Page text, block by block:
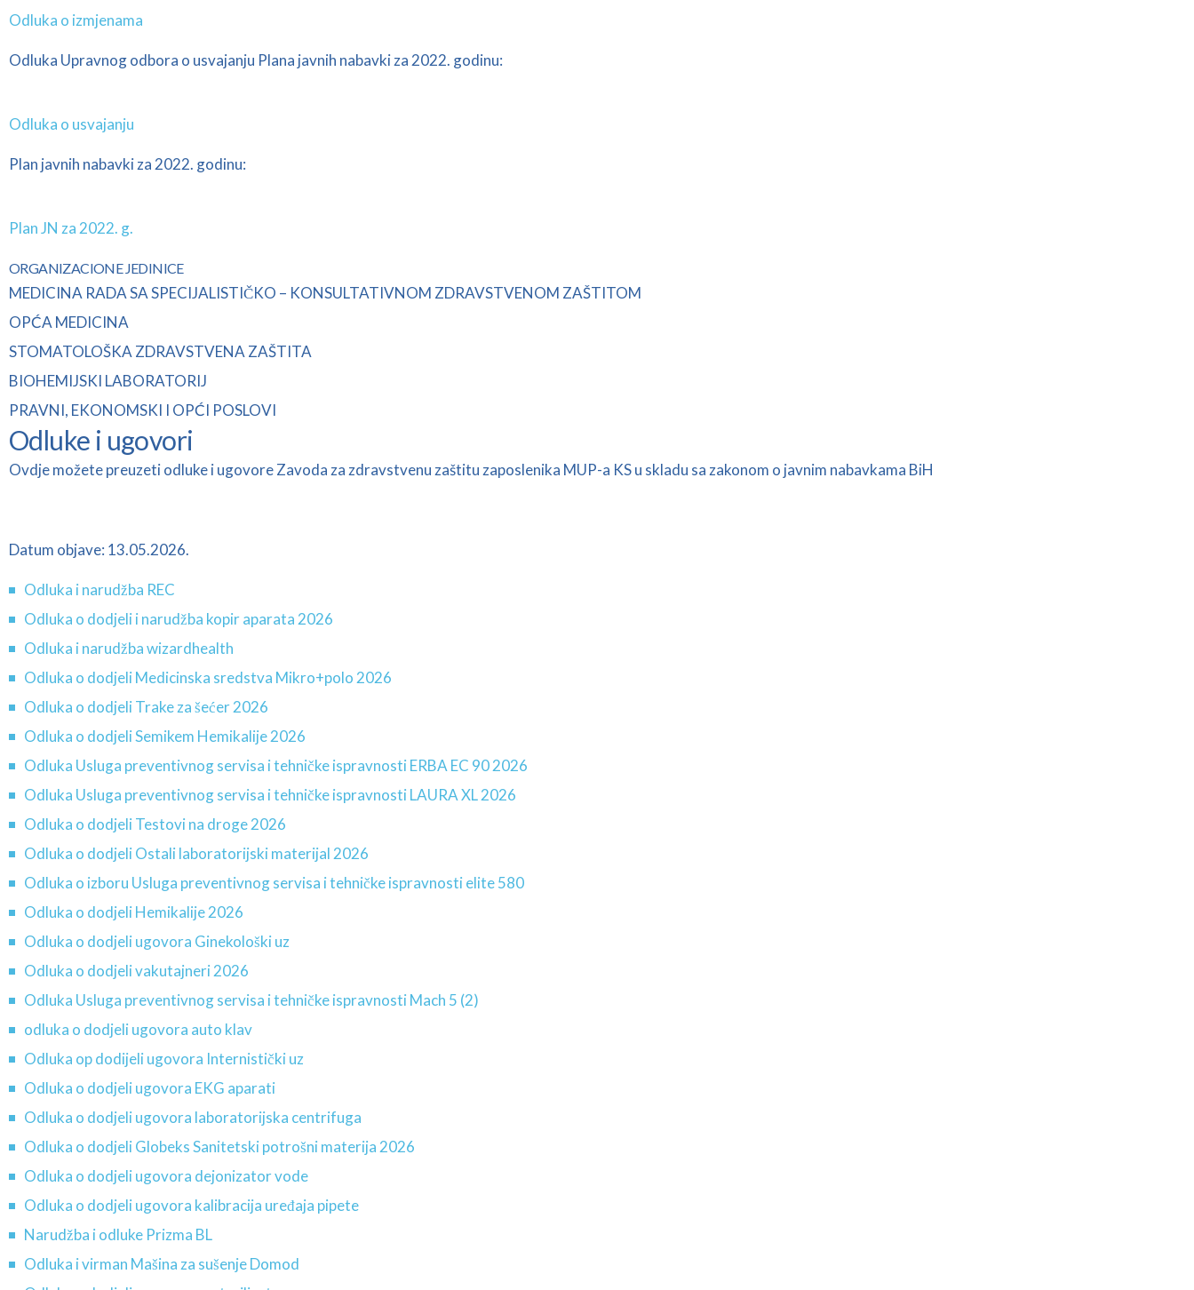
Odluka o izmjenama
Odluka Upravnog odbora o usvajanju Plana javnih nabavki za 2022. godinu:
Odluka o usvajanju
Plan javnih nabavki za 2022. godinu:
Plan JN za 2022. g.
ORGANIZACIONE JEDINICE
MEDICINA RADA SA SPECIJALISTIČKO – KONSULTATIVNOM ZDRAVSTVENOM ZAŠTITOM
OPĆA MEDICINA
STOMATOLOŠKA ZDRAVSTVENA ZAŠTITA
BIOHEMIJSKI LABORATORIJ
PRAVNI, EKONOMSKI I OPĆI POSLOVI
Odluke i ugovori
Ovdje možete preuzeti odluke i ugovore Zavoda za zdravstvenu zaštitu zaposlenika MUP-a KS u skladu sa zakonom o javnim nabavkama BiH
Datum objave: 13.05.2026.
Odluka i narudžba REC
Odluka o dodjeli i narudžba kopir aparata 2026
Odluka i narudžba wizardhealth
Odluka o dodjeli Medicinska sredstva Mikro+polo 2026
Odluka o dodjeli Trake za šećer 2026
Odluka o dodjeli Semikem Hemikalije 2026
Odluka Usluga preventivnog servisa i tehničke ispravnosti ERBA EC 90 2026
Odluka Usluga preventivnog servisa i tehničke ispravnosti LAURA XL 2026
Odluka o dodjeli Testovi na droge 2026
Odluka o dodjeli Ostali laboratorijski materijal 2026
Odluka o izboru Usluga preventivnog servisa i tehničke ispravnosti elite 580
Odluka o dodjeli Hemikalije 2026
Odluka o dodjeli ugovora Ginekološki uz
Odluka o dodjeli vakutajneri 2026
Odluka Usluga preventivnog servisa i tehničke ispravnosti Mach 5 (2)
odluka o dodjeli ugovora auto klav
Odluka op dodijeli ugovora Internistički uz
Odluka o dodjeli ugovora EKG aparati
Odluka o dodjeli ugovora laboratorijska centrifuga
Odluka o dodjeli Globeks Sanitetski potrošni materija 2026
Odluka o dodjeli ugovora dejonizator vode
Odluka o dodjeli ugovora kalibracija uređaja pipete
Narudžba i odluke Prizma BL
Odluka i virman Mašina za sušenje Domod